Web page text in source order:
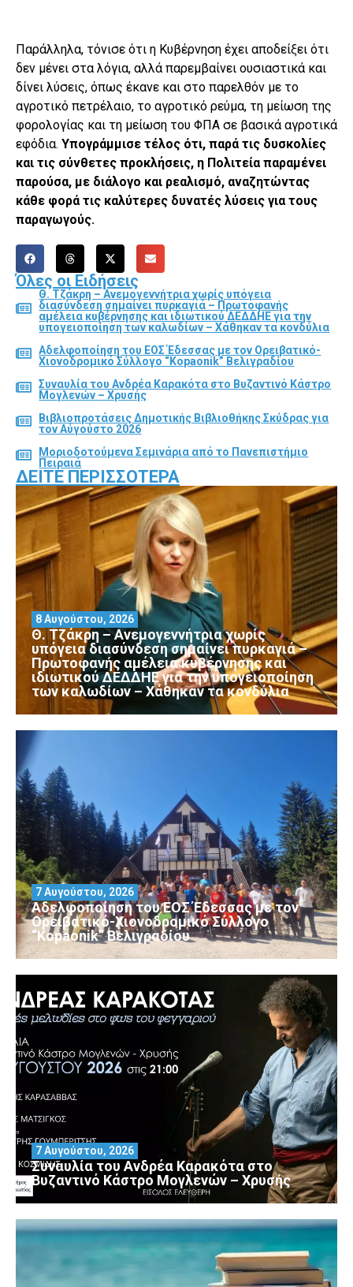
Παράλληλα, τόνισε ότι η Κυβέρνηση έχει αποδείξει ότι
δεν μένει στα λόγια, αλλά παρεμβαίνει ουσιαστικά και
δίνει λύσεις, όπως έκανε και στο παρελθόν με το
αγροτικό πετρέλαιο, το αγροτικό ρεύμα, τη μείωση της
φορολογίας και τη μείωση του ΦΠΑ σε βασικά αγροτικά
εφόδια. Υπογράμμισε τέλος ότι, παρά τις δυσκολίες
και τις σύνθετες προκλήσεις, η Πολιτεία παραμένει
παρούσα, με διάλογο και ρεαλισμό, αναζητώντας
κάθε φορά τις καλύτερες δυνατές λύσεις για τους
παραγωγούς.
Όλες οι Ειδήσεις
Θ. Τζάκρη – Ανεμογεννήτρια χωρίς υπόγεια
διασύνδεση σημαίνει πυρκαγιά – Πρωτοφανής
αμέλεια κυβέρνησης και ιδιωτικού ΔΕΔΔΗΕ για την
υπογειοποίηση των καλωδίων – Χάθηκαν τα κονδύλια
Αδελφοποίηση του ΕΟΣ Έδεσσας με τον Ορειβατικό-
Χιονοδρομικό Σύλλογο “Kopaonik” Βελιγραδίου
Συναυλία του Ανδρέα Καρακότα στο Βυζαντινό Κάστρο
Μογλενών – Χρυσής
Βιβλιοπροτάσεις Δημοτικής Βιβλιοθήκης Σκύδρας για
τον Αύγούστο 2026
Μοριοδοτούμενα Σεμινάρια από το Πανεπιστήμιο
Πειραιά
ΔΕΊΤΕ ΠΕΡΙΣΣΌΤΕΡΑ
Θ. Τζάκρη – Ανεμογεννήτρια χωρίς
υπόγεια διασύνδεση σημαίνει πυρκαγιά –
Πρωτοφανής αμέλεια κυβέρνησης και
ιδιωτικού ΔΕΔΔΗΕ για την υπογειοποίηση
των καλωδίων – Χάθηκαν τα κονδύλια
8 Αυγούστου, 2026
Αδελφοποίηση του ΕΟΣ Έδεσσας με τον
Ορειβατικό-Χιονοδρομικό Σύλλογο
“Kopaonik” Βελιγραδίου
7 Αυγούστου, 2026
Συναυλία του Ανδρέα Καρακότα στο
Βυζαντινό Κάστρο Μογλενών – Χρυσής
7 Αυγούστου, 2026